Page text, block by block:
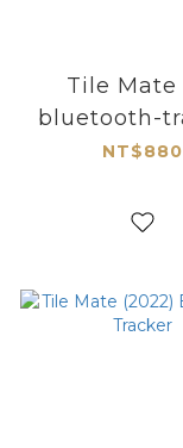
Tile Mate
bluetooth-
NT$880